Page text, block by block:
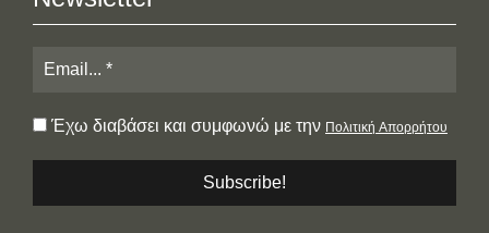
Έχω διαβάσει και συμφωνώ με την Πολιτική Απορρήτου